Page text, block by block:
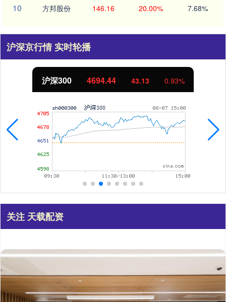
10 方邦股份 146.16 20.00% 7.68%
沪深京行情 实时轮播
沪深300 4694.44 43.13 0.93%
关注 天载配资